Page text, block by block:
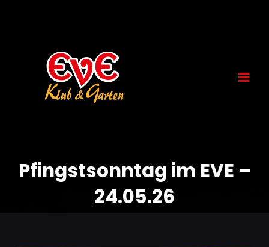
Pfingstsonntag im EVE –
24.05.26